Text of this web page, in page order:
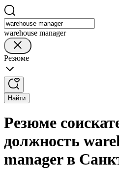
warehouse manager
Резюме
Найти
Резюме
должность
manager в